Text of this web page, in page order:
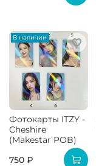
В наличии
Фотокарты ITZY -
Cheshire
(Makestar POB)
750 ₽